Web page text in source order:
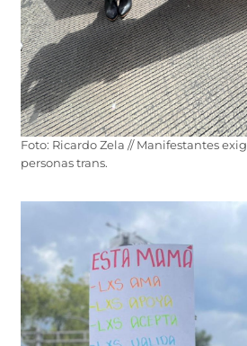
Foto: Ricardo Zela // Manifestantes
personas trans.